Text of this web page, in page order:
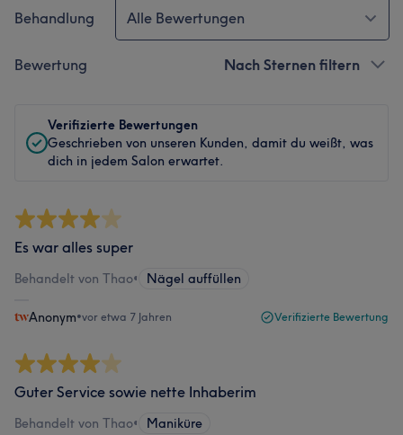
Behandlung Alle Bewertungen
Bewertung Nach Sternen filtern
Verifizierte Bewertungen
Geschrieben von unseren Kunden, damit du weißt, was
dich in jedem Salon erwartet.
Es war alles super
Behandelt von Thao• Nägel auffüllen
Anonym•vor etwa 7 Jahren Verifizierte Bewertung
Guter Service sowie nette Inhaberim
Behandelt von Thao• Maniküre